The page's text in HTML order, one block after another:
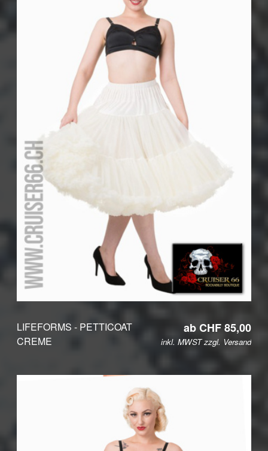
ab CHF 85,00
inkl. MWST zzgl. Versand
LIFEFORMS - PETTICOAT
CREME